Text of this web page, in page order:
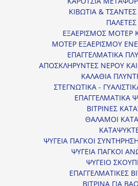
ΚΙΒΩΤΙΑ & ΤΣΑΝΤΕΣ
ΠΑΛΕΤΕΣ
ΕΞΑΕΡΙΣΜΟΣ ΜΟΤΕΡ
ΜΟΤΕΡ ΕΞΑΕΡΙΣΜΟΥ
ΕΠΑΓΓΕΛΜΑΤΙΚΑ
ΑΠΟΣΚΛΗΡΥΝΤΕΣ ΝΕΡΟΥ
ΚΑΛΑΘΙΑ
ΣΤΕΓΝΩΤΙΚΑ -
ΕΠΑΓΓΕΛΜΑΤΙΚΑ
ΒΙΤΡΙΝΕΣ
ΘΑΛΑΜΟΙ
ΨΥΓΕΙΑ ΠΑΓΚΟΙ
ΨΥΓΕΙΑ ΠΑΓΚΟΙ
ΨΥΓΕΙΟ
ΕΠΑΓΓΕΛΜΑΤΙΚΕΣ
ΒΙΤΡΙΝΑ ΓΙΑ